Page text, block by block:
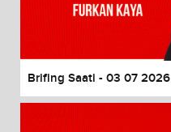
Brifing Saati - 03 07 2026